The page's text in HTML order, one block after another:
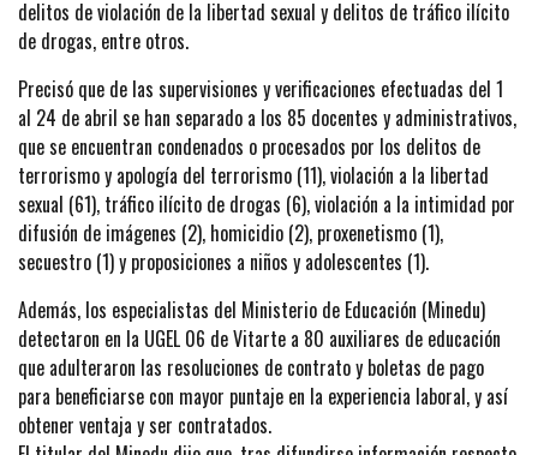
delitos de violación de la libertad sexual y delitos de tráfico ilícito
de drogas, entre otros.
Precisó que de las supervisiones y verificaciones efectuadas del 1
al 24 de abril se han separado a los 85 docentes y administrativos,
que se encuentran condenados o procesados por los delitos de
terrorismo y apología del terrorismo (11), violación a la libertad
sexual (61), tráfico ilícito de drogas (6), violación a la intimidad por
difusión de imágenes (2), homicidio (2), proxenetismo (1),
secuestro (1) y proposiciones a niños y adolescentes (1).
Además, los especialistas del Ministerio de Educación (Minedu)
detectaron en la UGEL 06 de Vitarte a 80 auxiliares de educación
que adulteraron las resoluciones de contrato y boletas de pago
para beneficiarse con mayor puntaje en la experiencia laboral, y así
obtener ventaja y ser contratados.